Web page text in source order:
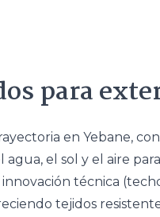
para
en Yebane,
agua, el sol y el aire
técnica
tejidos